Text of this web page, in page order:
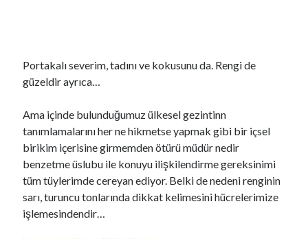
YouTube Kanalımdan Önerilen Video
Portakalı severim, tadını ve kokusunu da. Rengi de
güzeldir ayrıca…
Ama içinde bulunduğumuz ülkesel gezintinn
tanımlamalarını her ne hikmetse yapmak gibi bir içsel
birikim içerisine girmemden ötürü müdür nedir
benzetme üslubu ile konuyu ilişkilendirme gereksinimi
tüm tüylerimde cereyan ediyor. Belki de nedeni renginin
sarı, turuncu tonlarında dikkat kelimesini hücrelerimize
işlemesindendir…